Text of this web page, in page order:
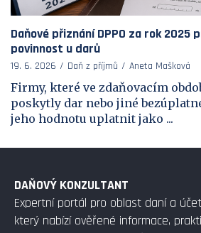
Daňové přiznání DPPO za rok 2025
povinnost u darů
19. 6. 2026 Daň z příjmů Aneta Mašková
Firmy, které ve zdaňovacím
poskytly dar nebo jiné
jeho hodnotu uplatnit jako ...
DAŇOVÝ KONZULTANT
Expertní portál pro oblast daní a
který nabízí ověřené informace,